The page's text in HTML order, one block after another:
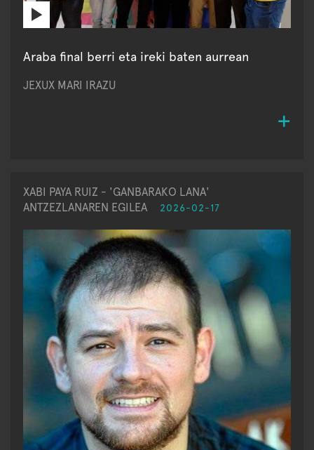
Araba final berri eta ireki baten aurrean
JEXUX MARI IRAZU
XABI PAYA RUIZ - 'GANBARAKO LANA'
ANTZEZLANAREN EGILEA
2026-02-17